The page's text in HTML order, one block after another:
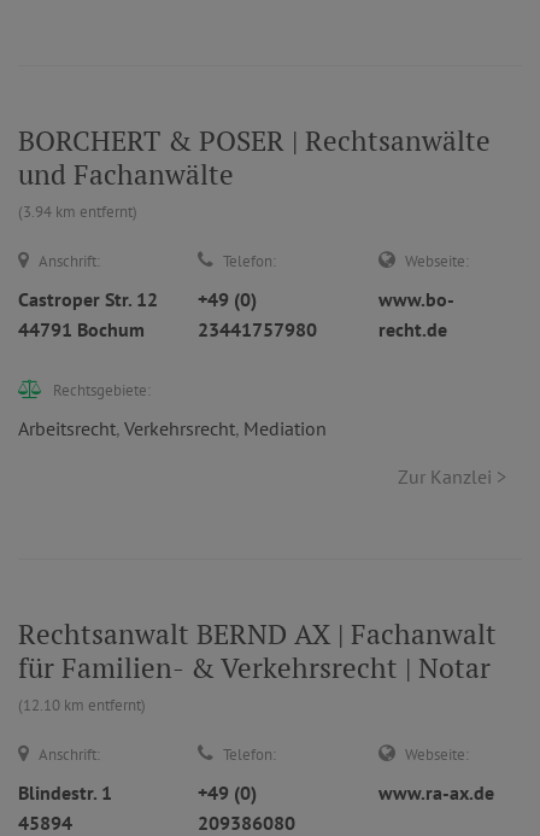
BORCHERT & POSER | Rechtsanwälte
und Fachanwälte
(3.94 km entfernt)
Anschrift:
Castroper Str. 12
44791 Bochum
Telefon:
+49 (0)
23441757980
Webseite:
www.bo-
recht.de
Rechtsgebiete:
Arbeitsrecht, Verkehrsrecht, Mediation
Zur Kanzlei >
Rechtsanwalt BERND AX | Fachanwalt
für Familien- & Verkehrsrecht | Notar
(12.10 km entfernt)
Anschrift:
Blindestr. 1
45894
Telefon:
+49 (0)
209386080
Webseite:
www.ra-ax.de